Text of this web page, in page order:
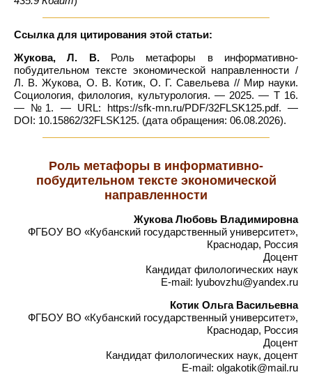
Ссылка для цитирования этой статьи:
Жукова, Л. В.Роль метафоры в информативно-
побудительном тексте экономической направленности /
Л. В. Жукова, О. В. Котик, О. Г. Савельева // Мир науки.
Социология, филология, культурология. — 2025. — Т 16.
— №1. — URL: https://sfk-mn.ru/PDF/32FLSK125.pdf. —
DOI: 10.15862/32FLSK125. (дата обращения: 06.08.2026).
Роль метафоры в информативно-
побудительном тексте экономической
направленности
Жукова Любовь Владимировна
ФГБОУ ВО «Кубанский государственный университет»,
Краснодар, Россия
Доцент
Кандидат филологических наук
E-mail: lyubovzhu@yandex.ru
Котик Ольга Васильевна
ФГБОУ ВО «Кубанский государственный университет»,
Краснодар, Россия
Доцент
Кандидат филологических наук, доцент
E-mail: olgakotik@mail.ru